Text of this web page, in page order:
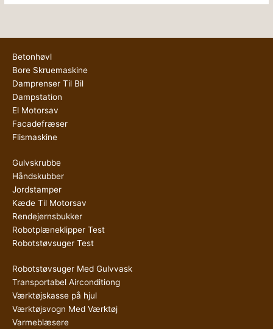
Betonhøvl
Bore Skruemaskine
Damprenser Til Bil
Dampstation
El Motorsav
Facadefræser
Flismaskine
Gulvskrubbe
Håndskubber
Jordstamper
Kæde Til Motorsav
Rendejernsbukker
Robotplæneklipper Test
Robotstøvsuger Test
Robotstøvsuger Med Gulvvask
Transportabel Airconditiong
Værktøjskasse på hjul
Værktøjsvogn Med Værktøj
Varmeblæsere